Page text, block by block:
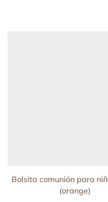
Bolsita comunión para
(orange)